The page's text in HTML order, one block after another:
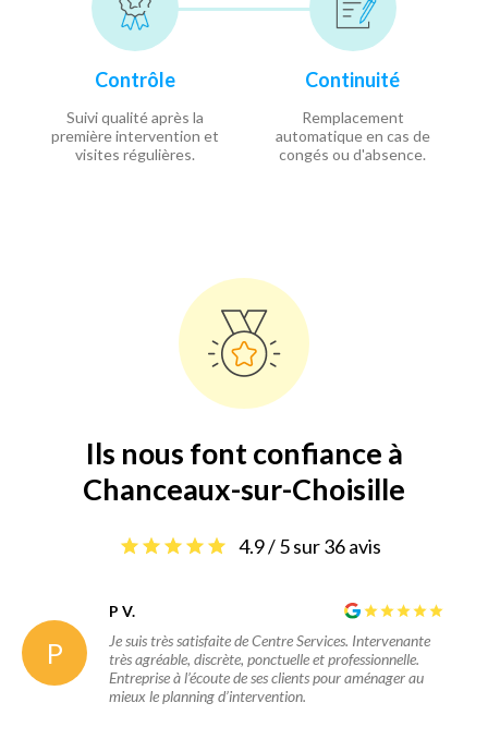
Contrôle
Suivi qualité après la
première intervention et
visites régulières.
Continuité
Remplacement
automatique en cas de
congés ou d'absence.
Ils nous font confiance à
Chanceaux-sur-Choisille
4.9 / 5 sur 36 avis
P
P V.
Je suis très satisfaite de Centre Services. Intervenante
très agréable, discrète, ponctuelle et professionnelle.
Entreprise à l’écoute de ses clients pour aménager au
mieux le planning d’intervention.